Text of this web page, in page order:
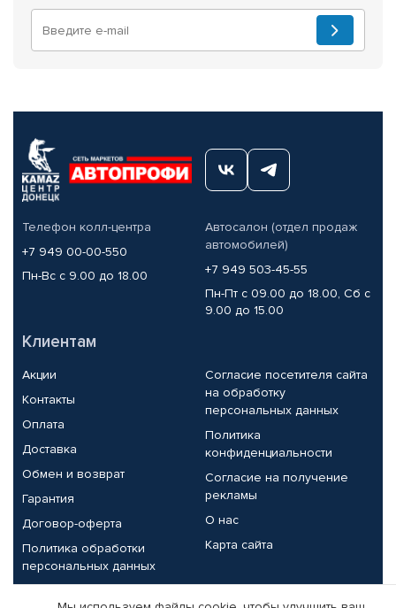
Телефон колл-центра
+7 949 00-00-550
Пн-Вс с 9.00 до 18.00
Автосалон (отдел продаж
автомобилей)
+7 949 503-45-55
Пн-Пт с 09.00 до 18.00, Сб с
9.00 до 15.00
Клиентам
Акции
Контакты
Оплата
Доставка
Обмен и возврат
Гарантия
Договор-оферта
Политика обработки
персональных данных
Согласие посетителя сайта
на обработку
персональных данных
Политика
конфиденциальности
Согласие на получение
рекламы
О нас
Карта сайта